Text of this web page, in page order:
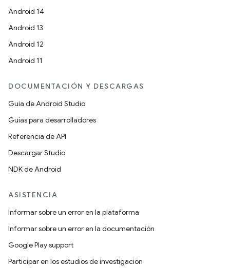
Android 14
Android 13
Android 12
Android 11
DOCUMENTACIÓN Y DESCARGAS
Guía de Android Studio
Guías para desarrolladores
Referencia de API
Descargar Studio
NDK de Android
ASISTENCIA
Informar sobre un error en la plataforma
Informar sobre un error en la documentación
Google Play support
Participar en los estudios de investigación